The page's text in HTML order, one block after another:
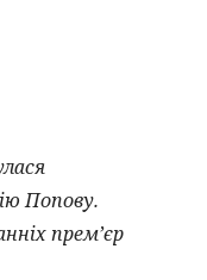
Попову.
прем’єр